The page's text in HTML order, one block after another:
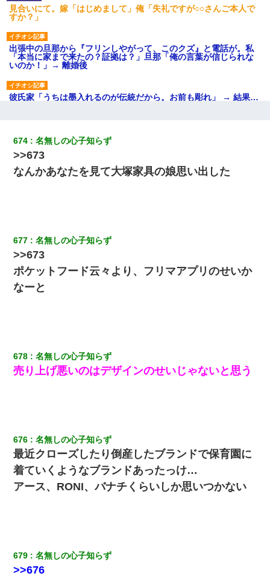
見合いにて。嫁「はじめまして」俺「失礼ですが○○さんご本人で
すか？」
出張中の旦那から『フリンしやがって、このクズ』と電話が。私
「本当に家まで来たの？証拠は？」旦那「俺の言葉が信じられな
いのか！」→ 離婚後
彼氏家「うちは墨入れるのが伝統だから。お前も彫れ」 → 結果…
じゃ？）→俺電話「今何してんの？」同僚「シーで並んでるこ
と！」俺「会社にいない？」→次の瞬間、すごい鳥肌が立った
小学生の妹が20代の弟とチューしてるのに、見て見ぬふりの親を
【衝撃】嫁父の会社に勤続１０年、手取り１４万 → 俺「２２万も
らえる会社から誘われた。転職したい」義父「クビ！（激怒」嫁
「離婚！（激怒」
ワイアラサー主婦、昨晩久しぶりに夫と致した結果ｗｗｗｗｗ
17年飼っていた犬が亡くなった。鼻水垂らし嗚咽する私に、猫が
近づいて頭突きをしてきて…
３２歳俺「ずっと好きでした！！付き合って下さい！」 ２５歳
彼女「うん！！絶対幸せになろうね！！！！」 → ７年後ｗｗ
ｗｗｗ
生保レディと行為する為に駆け引きしてみた結果ｗｗｗｗｗｗｗ
ｗｗｗｗｗ
674 名無しの心子知らず
>>673
なんかあなたを見て大塚家具の娘思い出した
677 名無しの心子知らず
>>673
ポケットフード云々より、フリマアプリのせいか
なーと
678 名無しの心子知らず
売り上げ悪いのはデザインのせいじゃないと思う
676 名無しの心子知らず
最近クローズしたり倒産したブランドで保育園に
着ていくようなブランドあったっけ…
アース、RONI、バナチくらいしか思いつかない
679 名無しの心子知らず
>>676